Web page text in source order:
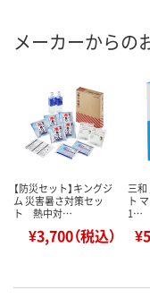
メーカーからの
【防災セット】キングジ
ム 災害暑さ対策セッ
ト 熱中対…
¥3,700（税込）
三和
ト
1…